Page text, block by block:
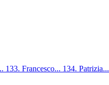
133. Francesco... 134. Patrizia...